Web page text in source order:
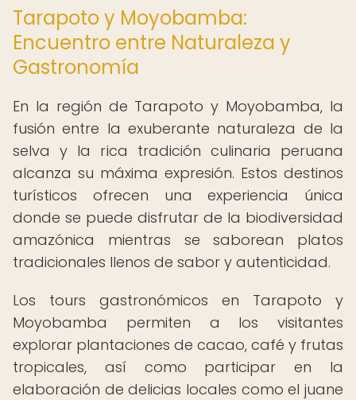
Tarapoto y Moyobamba:
Encuentro entre Naturaleza y
Gastronomía
En la región de Tarapoto y Moyobamba, la
fusión entre la exuberante naturaleza de la
selva y la rica tradición culinaria peruana
alcanza su máxima expresión. Estos destinos
turísticos ofrecen una experiencia única
donde se puede disfrutar de la biodiversidad
amazónica mientras se saborean platos
tradicionales llenos de sabor y autenticidad.
Los tours gastronómicos en Tarapoto y
Moyobamba permiten a los visitantes
explorar plantaciones de cacao, café y frutas
tropicales, así como participar en la
elaboración de delicias locales como el juane